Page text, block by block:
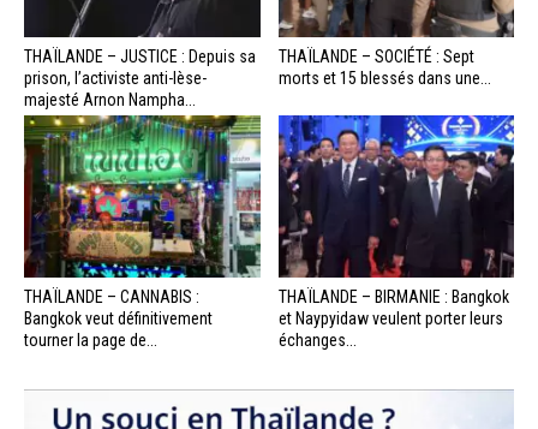
THAÏLANDE – JUSTICE : Depuis sa
prison, l’activiste anti-lèse-
majesté Arnon Nampha...
THAÏLANDE – SOCIÉTÉ : Sept
morts et 15 blessés dans une...
THAÏLANDE – CANNABIS :
Bangkok veut définitivement
tourner la page de...
THAÏLANDE – BIRMANIE : Bangkok
et Naypyidaw veulent porter leurs
échanges...